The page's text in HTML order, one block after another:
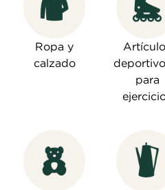
Ropa y
calzado
para